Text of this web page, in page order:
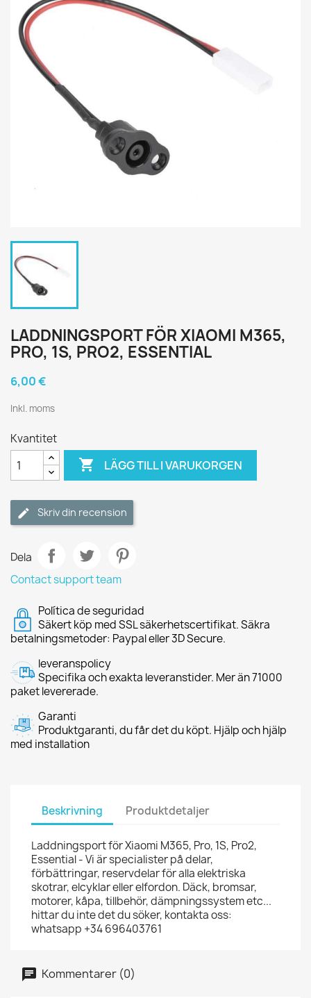
LADDNINGSPORT FÖR XIAOMI M365,
PRO, 1S, PRO2, ESSENTIAL
6,00 €
Inkl. moms
Kvantitet
 LÄGG TILL I VARUKORGEN
Skriv din recension
Dela
Contact support team
Política de seguridad
Säkert köp med SSL säkerhetscertifikat. Säkra
betalningsmetoder: Paypal eller 3D Secure.
leveranspolicy
Specifika och exakta leveranstider. Mer än 71000
paket levererade.
Garanti
Produktgaranti, du får det du köpt. Hjälp och hjälp
med installation
Beskrivning Produktdetaljer
Laddningsport för Xiaomi M365, Pro, 1S, Pro2,
Essential - Vi är specialister på delar,
förbättringar, reservdelar för alla elektriska
skotrar, elcyklar eller elfordon. Däck, bromsar,
motorer, kåpa, tillbehör, dämpningssystem etc...
hittar du inte det du söker, kontakta oss:
whatsapp +34 696403761
Kommentarer (0)